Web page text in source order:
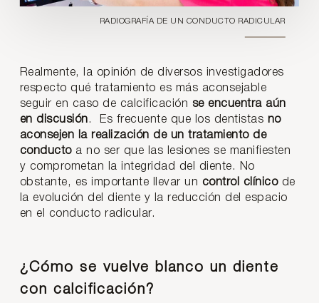
RADIOGRAFÍA DE UN CONDUCTO RADICULAR
Realmente, la opinión de diversos investigadores
respecto qué tratamiento es más aconsejable
seguir en caso de calcificación se encuentra aún
en discusión . Es frecuente que los dentistas no
aconsejen la realización de un tratamiento de
conducto a no ser que las lesiones se manifiesten
y comprometan la integridad del diente. No
obstante, es importante llevar un control clínico de
la evolución del diente y la reducción del espacio
en el conducto radicular.
¿Cómo se vuelve blanco un diente
con calcificación?